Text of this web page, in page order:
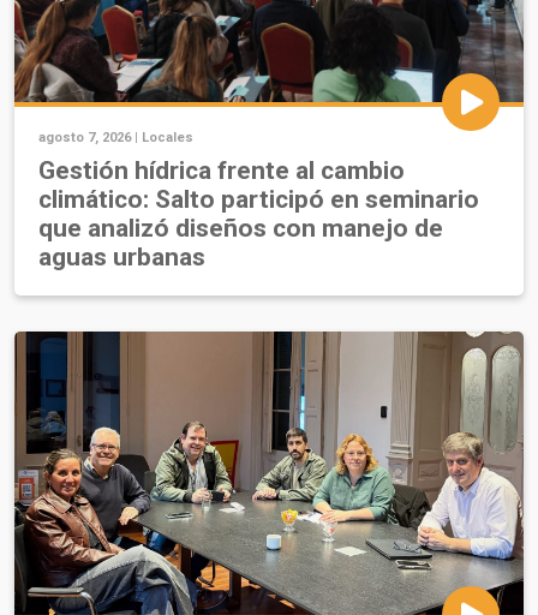
agosto 7, 2026 | Locales
Gestión hídrica frente al cambio
climático: Salto participó en seminario
que analizó diseños con manejo de
aguas urbanas